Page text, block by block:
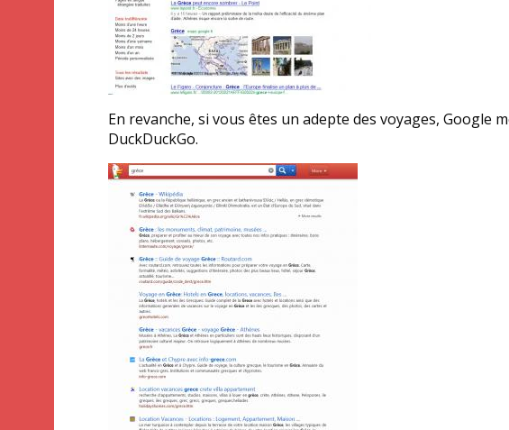
En revanche, si vous êtes un adepte des voyages, Google
DuckDuckGo.